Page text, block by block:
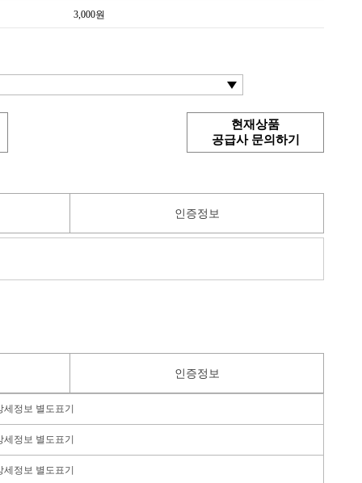
3,000원
현재상품
공급사 문의하기
인증정보
인증정보
세정보 별도표기
세정보 별도표기
세정보 별도표기